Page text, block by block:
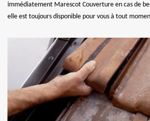
immédiatement Marescot Couverture en cas de
elle est toujours disponible pour vous à tout